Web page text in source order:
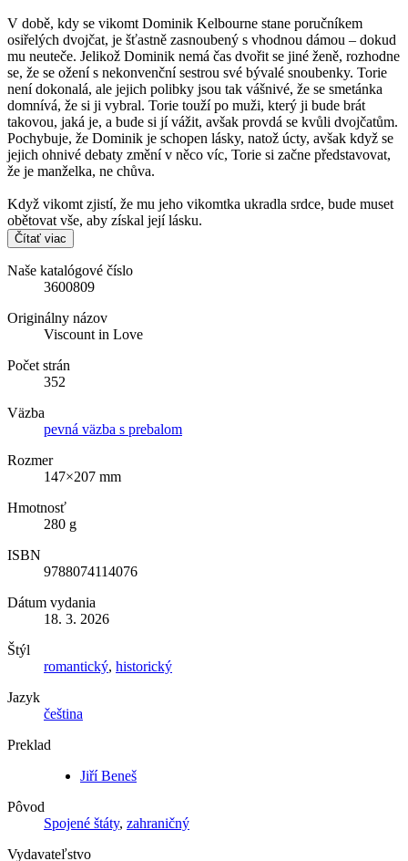
V době, kdy se vikomt Dominik Kelbourne stane poručníkem
osiřelých dvojčat, je šťastně zasnoubený s vhodnou dámou – dokud
mu neuteče. Jelikož Dominik nemá čas dvořit se jiné ženě, rozhodne
se, že se ožení s nekonvenční sestrou své bývalé snoubenky. Torie
není dokonalá, ale jejich polibky jsou tak vášnivé, že se smetánka
domnívá, že si ji vybral. Torie touží po muži, který ji bude brát
takovou, jaká je, a bude si jí vážit, avšak provdá se kvůli dvojčatům.
Pochybuje, že Dominik je schopen lásky, natož úcty, avšak když se
jejich ohnivé debaty změní v něco víc, Torie si začne představovat,
že je manželka, ne chůva.
Když vikomt zjistí, že mu jeho vikomtka ukradla srdce, bude muset
obětovat vše, aby získal její lásku.
Čítať viac
Naše katalógové číslo
3600809
Originálny názov
Viscount in Love
Počet strán
352
Väzba
pevná väzba s prebalom
Rozmer
147×207 mm
Hmotnosť
280 g
ISBN
9788074114076
Dátum vydania
18. 3. 2026
Štýl
romantický, historický
Jazyk
čeština
Preklad
Jiří Beneš
Pôvod
Spojené štáty, zahraničný
Vydavateľstvo